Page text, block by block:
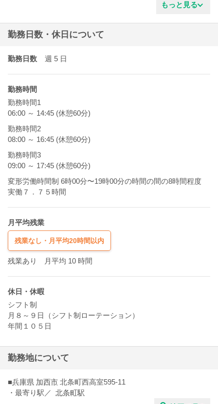
もっと見る
勤務日数・休日について
勤務日数 週 5 日
勤務時間
勤務時間1
06:00 ～ 14:45 (休憩60分)
勤務時間2
08:00 ～ 16:45 (休憩60分)
勤務時間3
09:00 ～ 17:45 (休憩60分)
変形労働時間制 6時00分〜19時00分の時間の間の8時間程度
実働７．７５時間
月平均残業
残業なし・月平均20時間以内
残業あり 月平均 10 時間
休日・休暇
シフト制
月８～９日（シフト制ローテーション）
年間１０５日
勤務地について
■兵庫県 加西市 北条町西高室595-11
・最寄り駅／ 北条町駅